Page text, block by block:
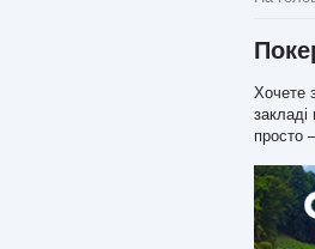
Хочете
закладі
просто